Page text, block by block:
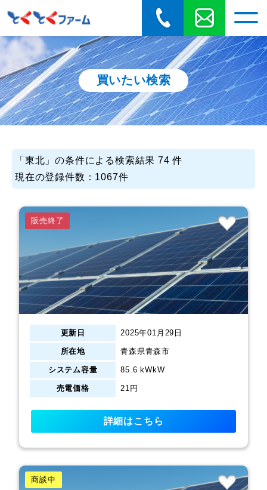
買いたい検索
「 東北 」の条件による検索結果 74 件
現在の登録件数：1067件
販売終了
更新日 2025年01月29日
所在地 青森県青森市
システム容量 85.6 kWkW
売電価格 21円
詳細はこちら
商談中